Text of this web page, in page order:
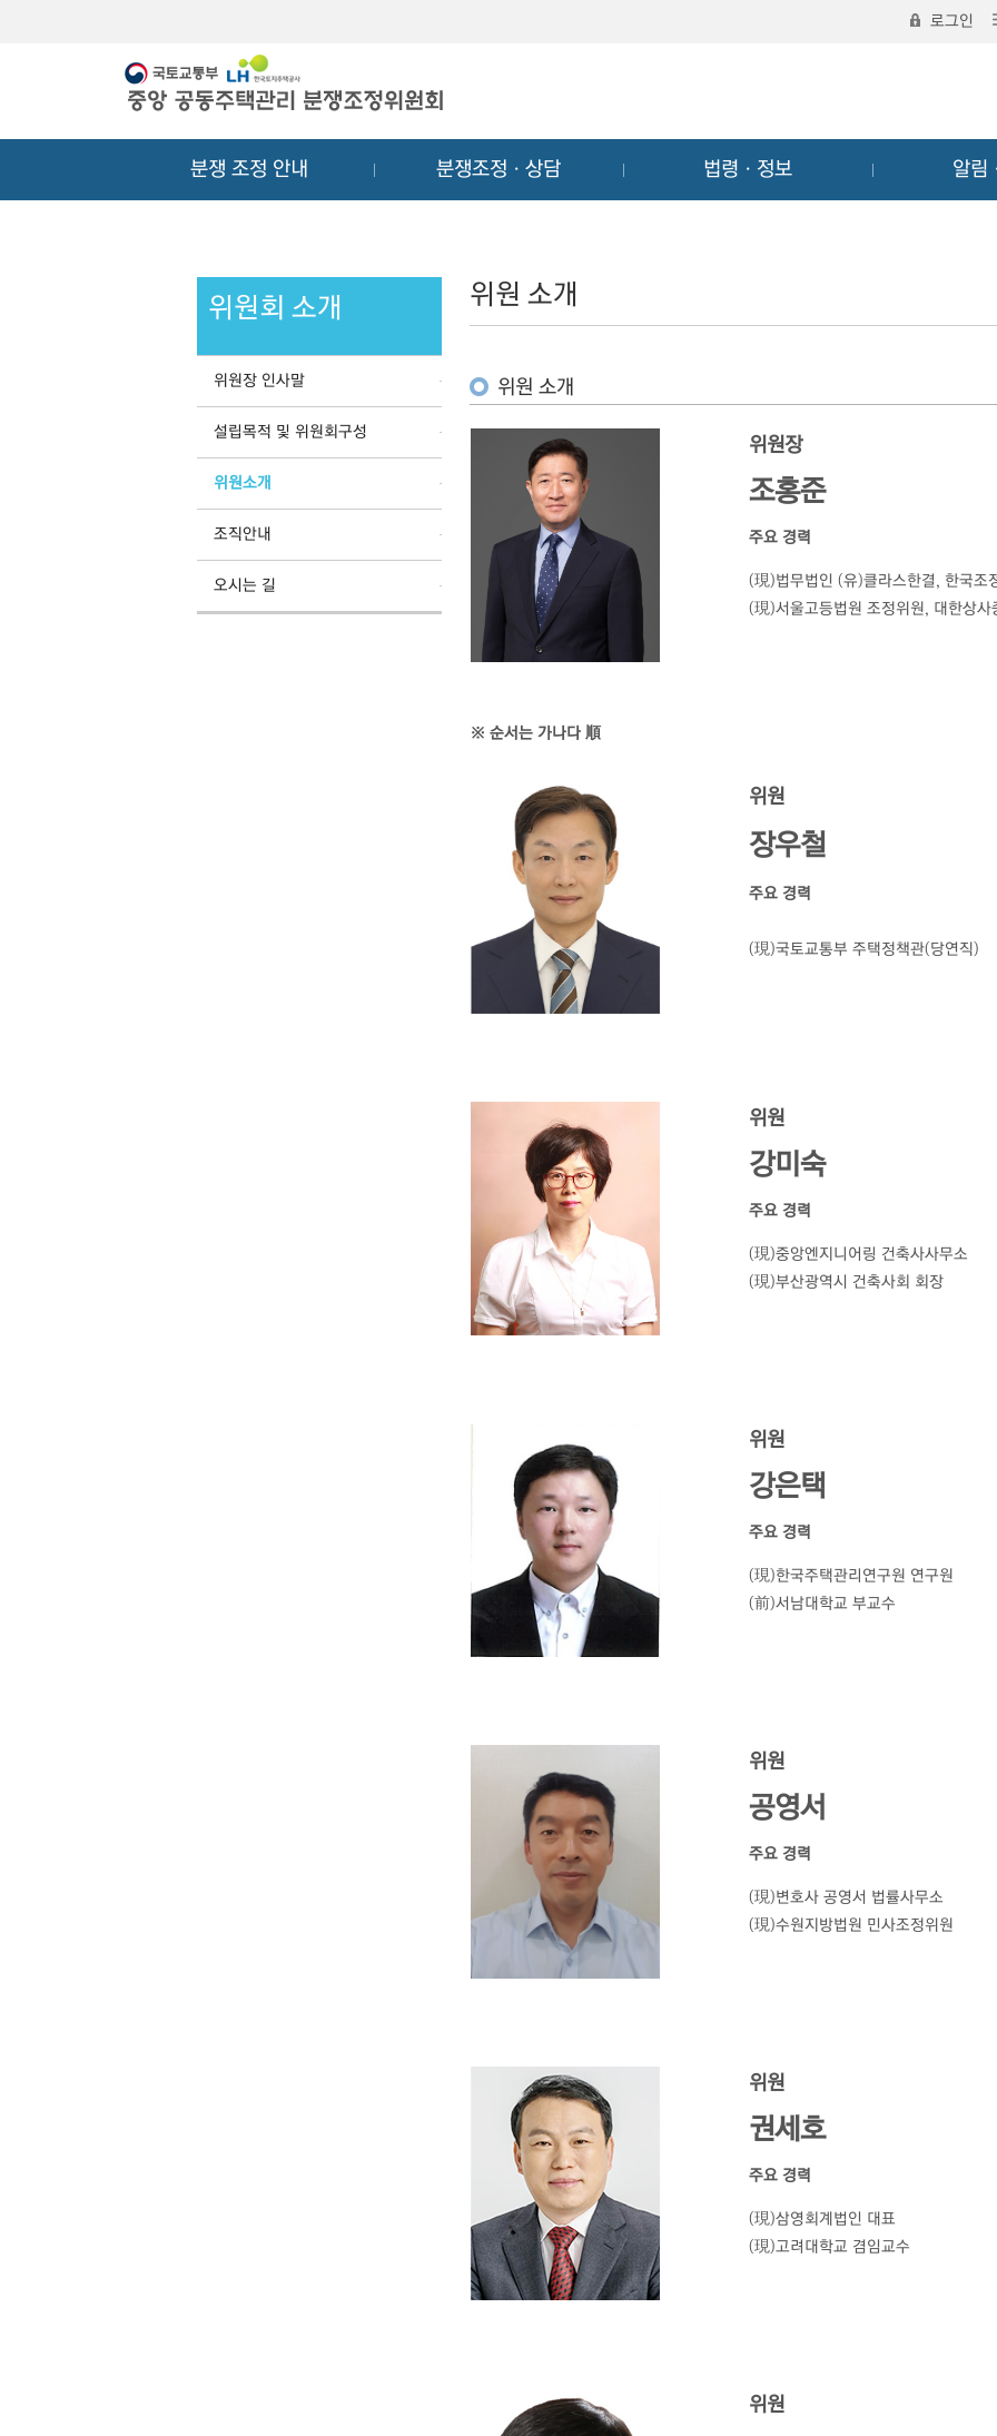
로그인
분쟁 조정 안내 분쟁조정ㆍ상담 법령ㆍ정보 알림
위원회 소개
위원장 인사말
설립목적 및 위원회구성
위원소개
조직안내
오시는 길
위원 소개
위원 소개
위원장
조홍준
주요 경력
(現)법무법인 (유)클라스한결, 한국조
(現)서울고등법원 조정위원, 대한상사
※ 순서는 가나다 順
위원
장우철
주요 경력
(現)국토교통부 주택정책관(당연직)
위원
강미숙
주요 경력
(現)중앙엔지니어링 건축사사무소
(現)부산광역시 건축사회 회장
위원
강은택
주요 경력
(現)한국주택관리연구원 연구원
(前)서남대학교 부교수
위원
공영서
주요 경력
(現)변호사 공영서 법률사무소
(現)수원지방법원 민사조정위원
위원
권세호
주요 경력
(現)삼영회계법인 대표
(現)고려대학교 겸임교수
위원